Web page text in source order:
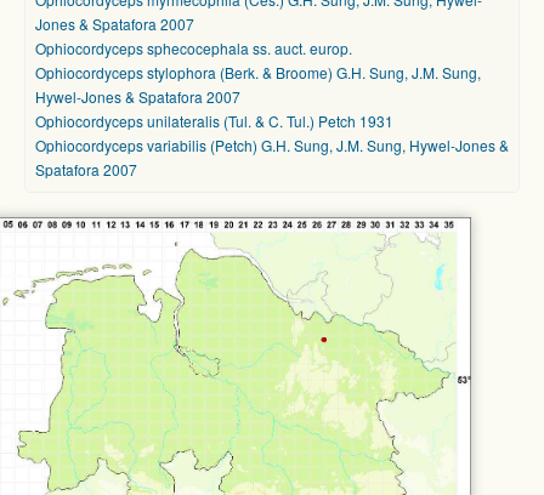
Jones & Spatafora 2007
Ophiocordyceps sphecocephala ss. auct. europ.
Ophiocordyceps stylophora (Berk. & Broome) G.H. Sung, J.M. Sung,
Hywel-Jones & Spatafora 2007
Ophiocordyceps unilateralis (Tul. & C. Tul.) Petch 1931
Ophiocordyceps variabilis (Petch) G.H. Sung, J.M. Sung, Hywel-Jones &
Spatafora 2007